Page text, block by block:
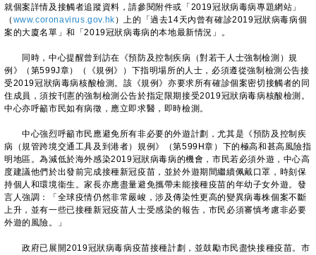
就個案詳情及接觸者追蹤資料，請參閱附件或「2019冠狀病毒病專題網站」
（ www.coronavirus.gov.hk ）上的「過去14天內曾有確診2019冠狀病毒病個
案的大廈名單」和「2019冠狀病毒病的本地最新情況」。
同時，中心提醒曾到訪在《預防及控制疾病（對若干人士強制檢測）規
例》（第599J章）（《規例》）下指明場所的人士，必須遵從強制檢測公告接
受2019冠狀病毒病核酸檢測。該《規例》亦要求所有確診個案密切接觸者的同
住成員，須按刊憲的強制檢測公告於指定限期接受2019冠狀病毒病核酸檢測。
中心亦呼籲市民如有病徵，應立即求醫，即時檢測。
中心強烈呼籲市民應避免所有非必要的外遊計劃，尤其是《預防及控制疾
病（規管跨境交通工具及到港者）規例》（第599H章）下的極高和甚高風險指
明地區。為減低於海外感染2019冠狀病毒病的機會，市民若必須外遊，中心高
度建議他們於出發前完成接種新冠疫苗，並於外遊期間繼續佩戴口罩，時刻保
持個人和環境衞生。家長亦應盡量避免攜帶未能接種疫苗的年幼子女外遊。發
言人強調：「全球疫情仍然非常嚴峻，涉及傳染性更高的變異病毒株個案不斷
上升，並有一些已接種新冠疫苗人士受感染的報告，市民必須審慎考慮非必要
外遊的風險。」
政府已展開2019冠狀病毒病疫苗接種計劃，並鼓勵市民盡快接種疫苗。市